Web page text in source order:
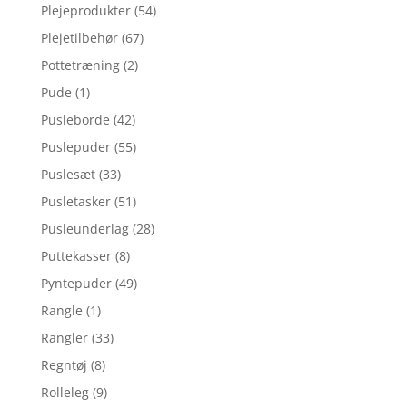
Plejeprodukter (54)
Plejetilbehør (67)
Pottetræning (2)
Pude (1)
Pusleborde (42)
Puslepuder (55)
Puslesæt (33)
Pusletasker (51)
Pusleunderlag (28)
Puttekasser (8)
Pyntepuder (49)
Rangle (1)
Rangler (33)
Regntøj (8)
Rolleleg (9)